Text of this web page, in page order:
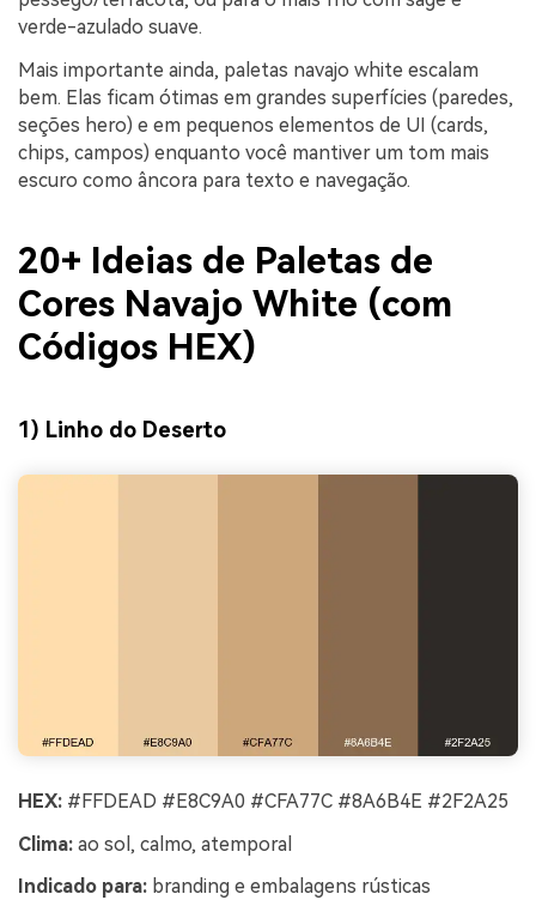
verde-azulado suave.
Mais importante ainda, paletas navajo white escalam
bem. Elas ficam ótimas em grandes superfícies (paredes,
seções hero) e em pequenos elementos de UI (cards,
chips, campos) enquanto você mantiver um tom mais
escuro como âncora para texto e navegação.
20+ Ideias de Paletas de
Cores Navajo White (com
Códigos HEX)
1) Linho do Deserto
HEX: #FFDEAD #E8C9A0 #CFA77C #8A6B4E #2F2A25
Clima: ao sol, calmo, atemporal
Indicado para: branding e embalagens rústicas